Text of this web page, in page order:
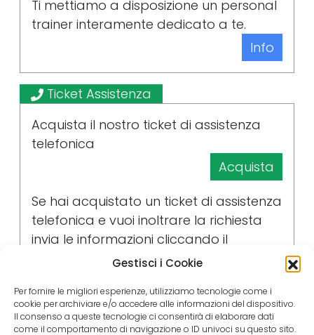
Gestisci i Cookie
Per fornire le migliori esperienze, utilizziamo tecnologie come i
cookie per archiviare e/o accedere alle informazioni del dispositivo.
Il consenso a queste tecnologie ci consentirà di elaborare dati
come il comportamento di navigazione o ID univoci su questo sito.
Ti mettiamo a disposizione un personal
trainer interamente dedicato a te.
Info
Ticket Assistenza
Acquista il nostro ticket di assistenza
telefonica
Acquista
Se hai acquistato un ticket di assistenza
telefonica e vuoi inoltrare la richiesta
invia le informazioni cliccando il
Ore di Formazione Personalizzate